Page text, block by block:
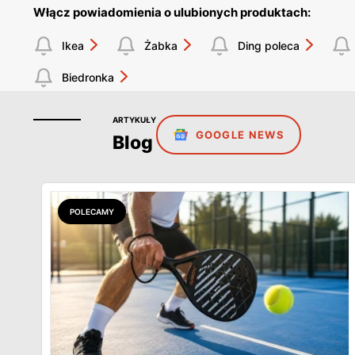
Włącz powiadomienia o ulubionych produktach:
Ikea Żabka Ding poleca
Biedronka
ARTYKUŁY
Blog GOOGLE NEWS
POLECAMY